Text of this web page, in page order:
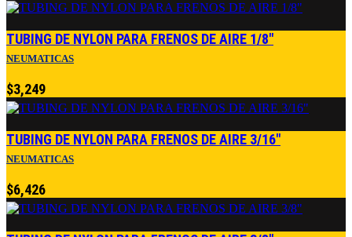
TUBING DE NYLON PARA FRENOS DE AIRE 1/8″
NEUMATICAS
$3,249
TUBING DE NYLON PARA FRENOS DE AIRE 3/16″
NEUMATICAS
$6,426